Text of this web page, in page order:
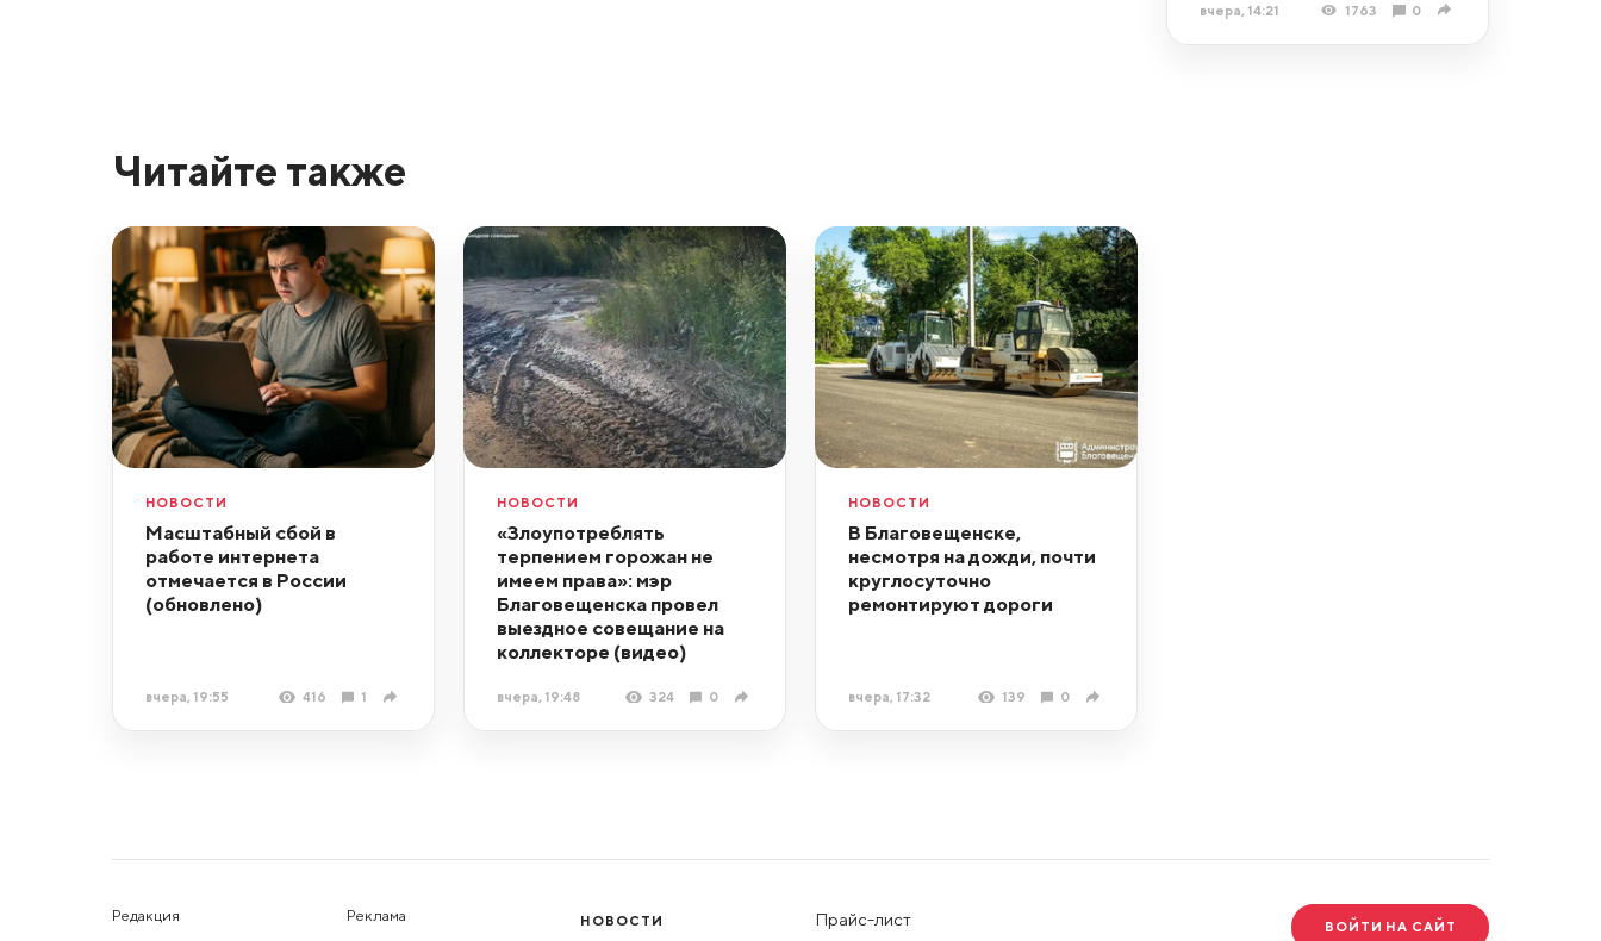
вчера, 14:21 1763 0
Читайте также
НОВОСТИ
Масштабный сбой в
работе интернета
отмечается в России
(обновлено)
вчера, 19:55 416 1
НОВОСТИ
«Злоупотреблять
терпением горожан не
имеем права»: мэр
Благовещенска провел
выездное совещание на
коллекторе (видео)
вчера, 19:48 324 0
НОВОСТИ
В Благовещенске,
несмотря на дожди, почти
круглосуточно
ремонтируют дороги
вчера, 17:32 139 0
Редакция Реклама НОВОСТИ Прайс-лист ВОЙТИ НА САЙТ